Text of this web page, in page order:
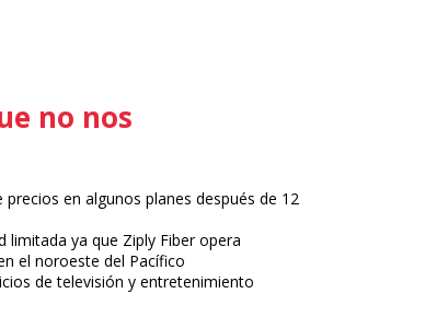
no nos
precios en algunos planes después de 12
limitada ya que Ziply Fiber opera
el noroeste del Pacífico
de televisión y entretenimiento